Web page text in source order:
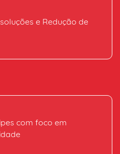
e Redução de
com foco em